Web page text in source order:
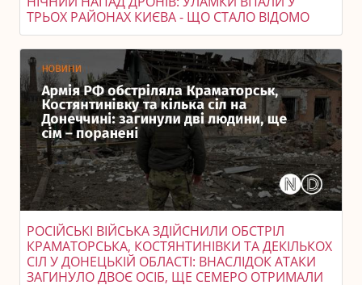
ТРЬОХ РАЙОНАХ КИЄВА - ЩО СТАЛО ВІДОМО
РОСІЙСЬКІ ВІЙСЬКА ЗДІЙСНИЛИ ОБСТРІЛ
КРАМАТОРСЬКА, КОСТЯНТИНІВКИ ТА ДЕКІЛЬКОХ
СІЛ У ДОНЕЦЬКІЙ ОБЛАСТІ: ВНАСЛІДОК АТАКИ
ЗАГИНУЛО ДВОЄ ОСІБ, ЩЕ СЕМЕРО ОТРИМАЛИ